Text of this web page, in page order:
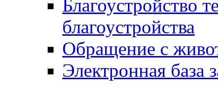
Благоустройство
благоустройства
Обращение с
Электронная база